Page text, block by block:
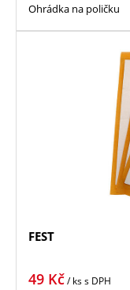
Ohrádka na poličku
FEST
49 Kč/ kss DPH